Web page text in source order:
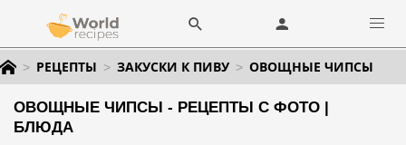
РЕЦЕПТЫ ЗАКУСКИ К ПИВУ ОВОЩНЫЕ ЧИПСЫ
ОВОЩНЫЕ ЧИПСЫ - РЕЦЕПТЫ С ФОТО |
БЛЮДА